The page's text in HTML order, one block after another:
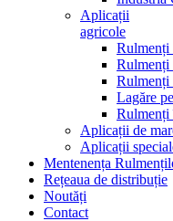
Aplicații
agricole
Rulmenți
Rulmenți
Rulmenți
Lagăre
Rulmenți
Aplicații de
Aplicații
Mentenența
Rețeaua de distribuție
Noutăți
Contact